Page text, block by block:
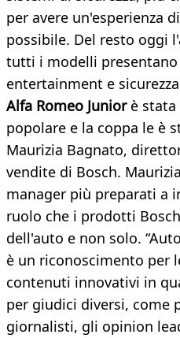
per avere un'esperienza
possibile. Del resto oggi
tutti i modelli
entertainment e
Alfa Romeo Juniorè stata
popolare e la coppa le è
Maurizia Bagnato,
vendite di Bosch.
manager più preparati a
ruolo che i prodotti
dell'auto e non solo.
è un riconoscimento per
contenuti innovativi in
per giudici diversi, come
giornalisti, gli opinion